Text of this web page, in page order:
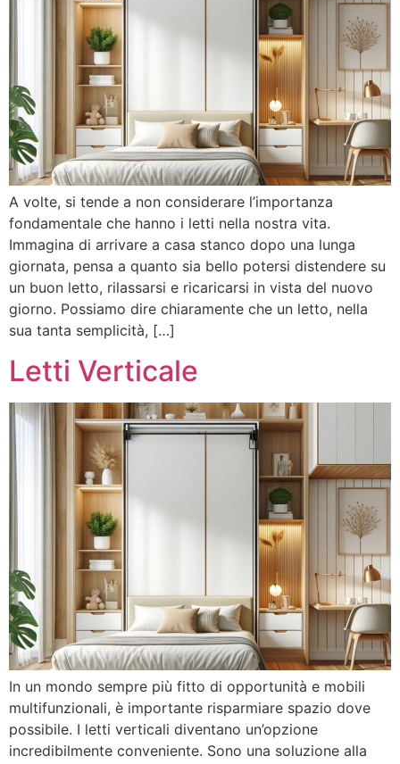
A volte, si tende a non considerare l’importanza
fondamentale che hanno i letti nella nostra vita.
Immagina di arrivare a casa stanco dopo una lunga
giornata, pensa a quanto sia bello potersi distendere su
un buon letto, rilassarsi e ricaricarsi in vista del nuovo
giorno. Possiamo dire chiaramente che un letto, nella
sua tanta semplicità, […]
Letti Verticale
In un mondo sempre più fitto di opportunità e mobili
multifunzionali, è importante risparmiare spazio dove
possibile. I letti verticali diventano un’opzione
incredibilmente conveniente. Sono una soluzione alla